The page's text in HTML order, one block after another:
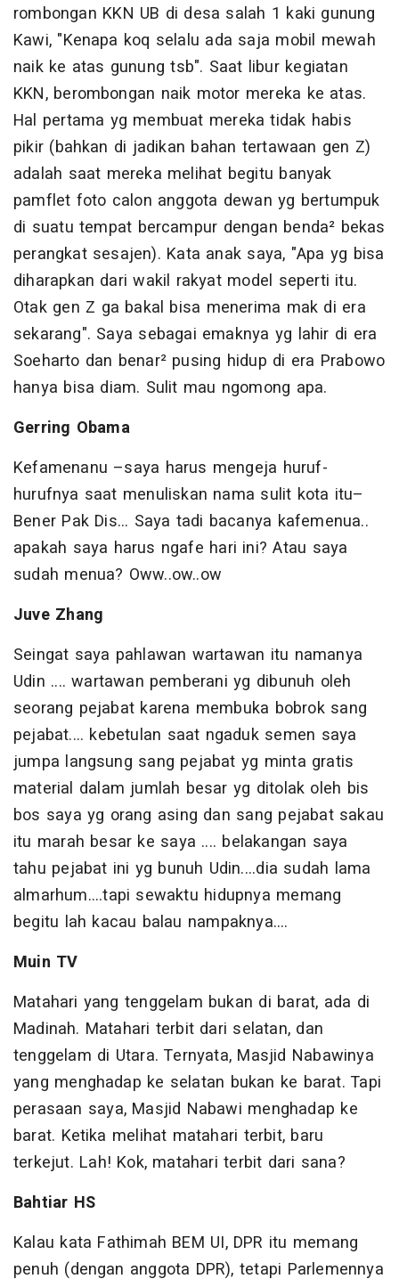
rombongan KKN UB di desa salah 1 kaki gunung
Kawi, "Kenapa koq selalu ada saja mobil mewah
naik ke atas gunung tsb". Saat libur kegiatan
KKN, berombongan naik motor mereka ke atas.
Hal pertama yg membuat mereka tidak habis
pikir (bahkan di jadikan bahan tertawaan gen Z)
adalah saat mereka melihat begitu banyak
pamflet foto calon anggota dewan yg bertumpuk
di suatu tempat bercampur dengan benda² bekas
perangkat sesajen). Kata anak saya, "Apa yg bisa
diharapkan dari wakil rakyat model seperti itu.
Otak gen Z ga bakal bisa menerima mak di era
sekarang". Saya sebagai emaknya yg lahir di era
Soeharto dan benar² pusing hidup di era Prabowo
hanya bisa diam. Sulit mau ngomong apa.
Gerring Obama
Kefamenanu –saya harus mengeja huruf-
hurufnya saat menuliskan nama sulit kota itu–
Bener Pak Dis... Saya tadi bacanya kafemenua..
apakah saya harus ngafe hari ini? Atau saya
sudah menua? Oww..ow..ow
Juve Zhang
Seingat saya pahlawan wartawan itu namanya
Udin .... wartawan pemberani yg dibunuh oleh
seorang pejabat karena membuka bobrok sang
pejabat.... kebetulan saat ngaduk semen saya
jumpa langsung sang pejabat yg minta gratis
material dalam jumlah besar yg ditolak oleh bis
bos saya yg orang asing dan sang pejabat sakau
itu marah besar ke saya .... belakangan saya
tahu pejabat ini yg bunuh Udin....dia sudah lama
almarhum....tapi sewaktu hidupnya memang
begitu lah kacau balau nampaknya....
Muin TV
Matahari yang tenggelam bukan di barat, ada di
Madinah. Matahari terbit dari selatan, dan
tenggelam di Utara. Ternyata, Masjid Nabawinya
yang menghadap ke selatan bukan ke barat. Tapi
perasaan saya, Masjid Nabawi menghadap ke
barat. Ketika melihat matahari terbit, baru
terkejut. Lah! Kok, matahari terbit dari sana?
Bahtiar HS
Kalau kata Fathimah BEM UI, DPR itu memang
penuh (dengan anggota DPR), tetapi Parlemennya